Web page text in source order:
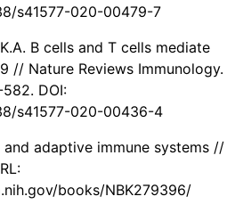
s41577-020-00479-7
B cells and T cells mediate
// Nature Reviews Immunology.
DOI:
s41577-020-00436-4
and adaptive immune systems //
books/NBK279396/